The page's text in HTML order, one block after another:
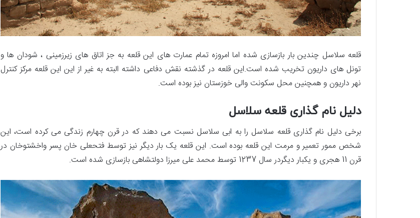
قلعه سلاسل چندین بار بازسازی شده اما امروزه تمام عمارت های این قلعه به جز اتاق های زیرزمینی ، شودان ها و
تونل های داریون تخریب شده است.این قلعه در گذشته نقش دفاعی داشته البته به غیر از این این قلعه مرکز کنترل
نهر داریون و همچنین محل سکونت والی خوزستان نیز بوده است.
دلیل نام گذاری قلعه سلاسل
برخی دلیل نام گذاری قلعه سلاسل را به ابی سلاسل نسبت می دهند که در قرن چهارم زندگی می کرده است، این
شخص ممور تعمیر و مرمت این قلعه بوده است. این قلعه یک بار دیگر نیز توسط فتحعلی خان پسر واخشتوخان در
قرن 11 هجری و یکبار دیگردر سال 1237 توسط محمد علی میرزا دولتشاهی بازسازی شده است.